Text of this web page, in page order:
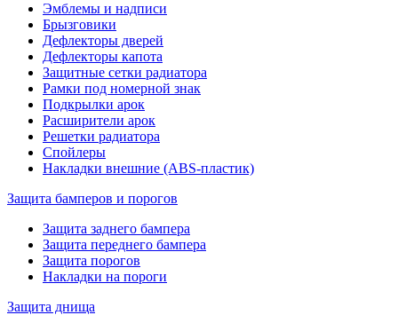
Эмблемы и надписи
Брызговики
Дефлекторы дверей
Дефлекторы капота
Защитные сетки радиатора
Рамки под номерной знак
Подкрылки арок
Расширители арок
Решетки радиатора
Спойлеры
Накладки внешние (ABS-пластик)
Защита бамперов и порогов
Защита заднего бампера
Защита переднего бампера
Защита порогов
Накладки на пороги
Защита днища